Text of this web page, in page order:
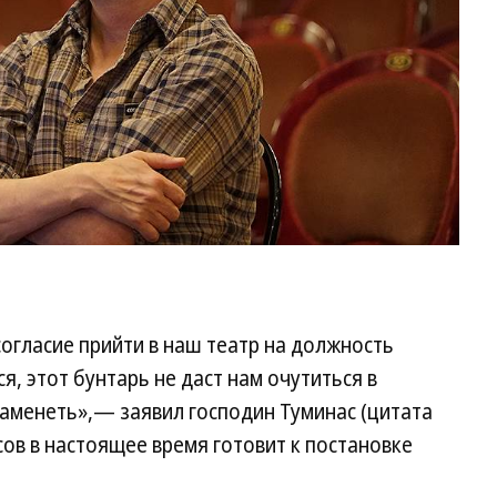
прийти в наш театр на должность
этот бунтарь не даст нам очутиться в
заявил господин Туминас (цитата
в настоящее время готовит к постановке